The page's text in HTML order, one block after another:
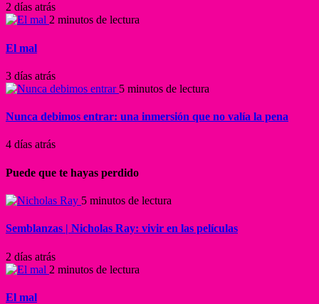
2 días atrás
2 minutos de lectura
El mal
3 días atrás
5 minutos de lectura
Nunca debimos entrar: una inmersión que no valía la pena
4 días atrás
Puede que te hayas perdido
5 minutos de lectura
Semblanzas | Nicholas Ray: vivir en las películas
2 días atrás
2 minutos de lectura
El mal